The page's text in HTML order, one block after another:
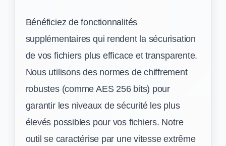
Bénéficiez de fonctionnalités
supplémentaires qui rendent la sécurisation
de vos fichiers plus efficace et transparente.
Nous utilisons des normes de chiffrement
robustes (comme AES 256 bits) pour
garantir les niveaux de sécurité les plus
élevés possibles pour vos fichiers. Notre
outil se caractérise par une vitesse extrême